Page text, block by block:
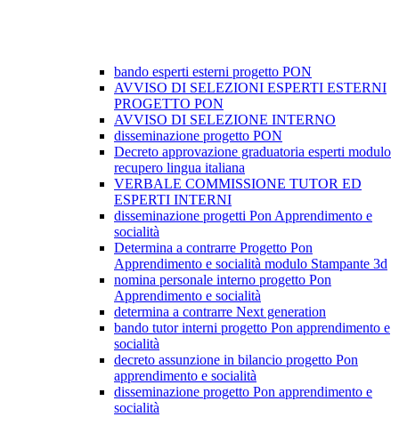
bando esperti esterni progetto PON
AVVISO DI SELEZIONI ESPERTI ESTERNI
PROGETTO PON
AVVISO DI SELEZIONE INTERNO
disseminazione progetto PON
Decreto approvazione graduatoria esperti modulo
recupero lingua italiana
VERBALE COMMISSIONE TUTOR ED
ESPERTI INTERNI
disseminazione progetti Pon Apprendimento e
socialità
Determina a contrarre Progetto Pon
Apprendimento e socialità modulo Stampante 3d
nomina personale interno progetto Pon
Apprendimento e socialità
determina a contrarre Next generation
bando tutor interni progetto Pon apprendimento e
socialità
decreto assunzione in bilancio progetto Pon
apprendimento e socialità
disseminazione progetto Pon apprendimento e
socialità